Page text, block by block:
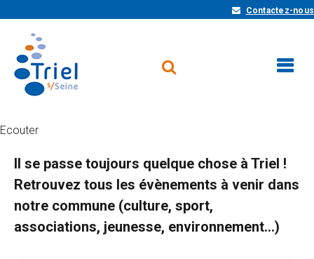
Contactez-nous
Ecouter
Il se passe toujours quelque chose à Triel !
Retrouvez tous les évènements à venir dans
notre commune (culture, sport,
associations, jeunesse, environnement...)